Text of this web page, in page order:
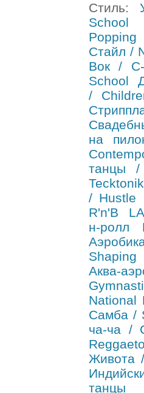
Стиль:
School
Popping
Стайл /
Вок / C-
School
/
на
танцы /
Tecktonik
/ Hustle
R'n'B
н-ролл
Shaping
Аква-
National
Самба /
ча-ча /
Живота
танцы